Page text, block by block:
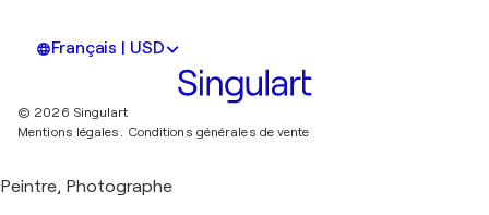
Français | USD
© 2026 Singulart
Mentions légales. Conditions générales de vente
Peintre, Photographe